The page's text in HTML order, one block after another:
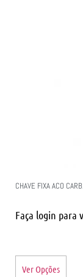
CHAVE FIXA ACO
Faça login para
Ver Opções